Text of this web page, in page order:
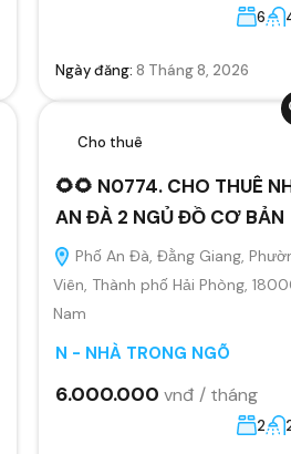
6
Ngày đăng: 8 Tháng 8, 2026
Cho thuê
🌻🌻 N0774. CHO THUÊ
AN ĐÀ 2 NGỦ ĐỒ CƠ BẢN
Phố An Đà, Đằng Giang,
Viên, Thành phố Hải Phòng,
Nam
N - NHÀ TRONG NGÕ
6.000.000 vnđ / tháng
2